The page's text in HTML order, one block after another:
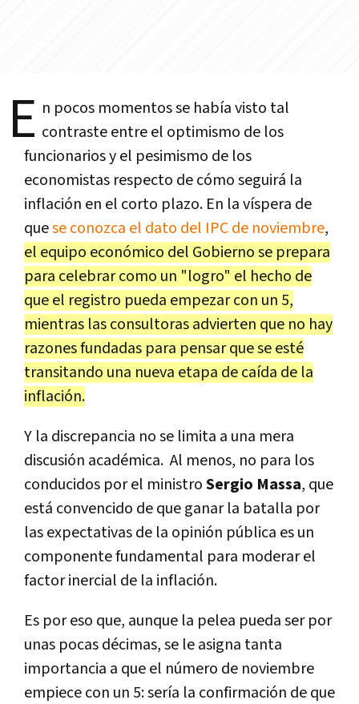
E n pocos momentos se había visto tal
contraste entre el optimismo de los
funcionarios y el pesimismo de los
economistas respecto de cómo seguirá la
inflación en el corto plazo. En la víspera de
quese conozca el dato del IPC de noviembre,
el equipo económico del Gobierno se prepara
para celebrar como un "logro" el hecho de
que el registro pueda empezar con un 5,
mientras las consultoras advierten que no hay
razones fundadas para pensar que se esté
transitando una nueva etapa de caída de la
inflación.
Y la discrepancia no se limita a una mera
discusión académica. Al menos, no para los
conducidos por el ministroSergio Massa, que
está convencido de que ganar la batalla por
las expectativas de la opinión pública es un
componente fundamental para moderar el
factor inercial de la inflación.
Es por eso que, aunque la pelea pueda ser por
unas pocas décimas, se le asigna tanta
importancia a que el número de noviembre
empiece con un 5: sería la confirmación de que